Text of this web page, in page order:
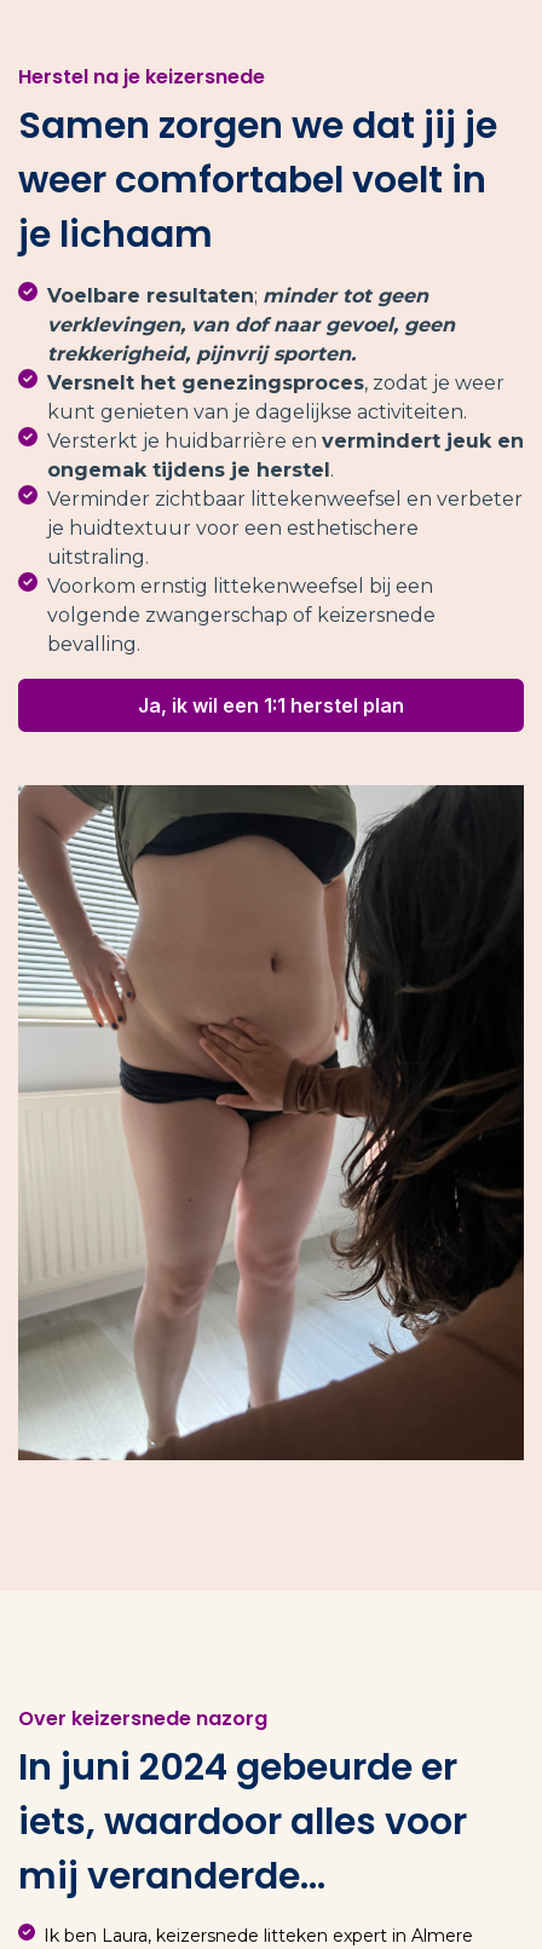
Herstel na je keizersnede
Samen zorgen we dat jij je
weer comfortabel voelt in
je lichaam
Voelbare resultaten; minder tot geen
verklevingen, van dof naar gevoel, geen
trekkerigheid, pijnvrij sporten.
Versnelt het genezingsproces, zodat je weer
kunt genieten van je dagelijkse activiteiten.
Versterkt je huidbarrière en vermindert jeuk en
ongemak tijdens je herstel .
Verminder zichtbaar littekenweefsel en verbeter
je huidtextuur voor een esthetischere
uitstraling.
Voorkom ernstig littekenweefsel bij een
volgende zwangerschap of keizersnede
bevalling.
Ja, ik wil een 1:1 herstel plan
Over keizersnede nazorg
In juni 2024 gebeurde er
iets, waardoor alles voor
mij veranderde...
Ik ben Laura, keizersnede litteken expert in Almere